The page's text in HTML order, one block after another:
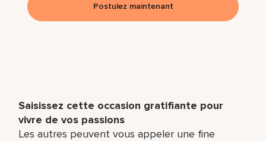
Saisissez cette occasion gratifiante pour
vivre de vos passions
Les autres peuvent vous appeler une fine
Postulez maintenant